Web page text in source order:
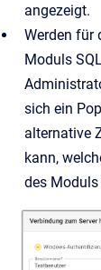
angezeigt.
Werden für
Moduls
sich ein
alternative
kann,
des Moduls